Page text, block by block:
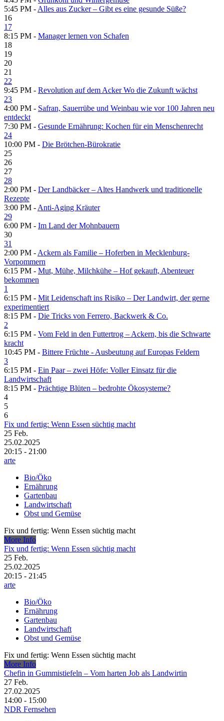
5:45 PM - Alles aus Zucker – Gibt es eine gesunde Süße?
16
17
8:15 PM - Manager lernen von Schafen
18
19
20
21
22
9:45 PM - Revolution auf dem Acker Wo die Zukunft wächst
23
4:00 PM - Safran, Sauerrübe und Weinbau wie vor 100 Jahren neu
entdeckt
7:30 PM - Gesunde Ernährung: Kochen für ein Menschenrecht
24
10:00 PM - Die Brötchen-Bürokratie
25
26
27
28
2:00 PM - Der Landbäcker – Altes Handwerk und traditionelle
Rezepte
3:00 PM - Anti-Aging Kräuter
29
6:00 PM - Im Land der Mohnbauern
30
31
2:00 PM - Ackern als Familie – Hoferben in Mecklenburg-
Vorpommern
6:15 PM - Mut, Mühe, Milchkühe – Hof gekauft, Abenteuer
bekommen
1
6:15 PM - Mit Leidenschaft ins Risiko – Der Landwirt, der gerne
experimentiert
8:15 PM - Die Tricks von Ferrero, Backwerk & Co.
2
6:15 PM - Vom Feld in den Futtertrog – Ackern, bis die Schwarte
kracht
10:45 PM - Bittere Früchte - Ausbeutung auf Europas Feldern
3
6:15 PM - Ein Paar – zwei Höfe: Voller Einsatz für die
Landwirtschaft
8:15 PM - Prächtige Blüten – bedrohte Ökosysteme?
4
5
6
Fix und fertig: Wenn Essen süchtig macht
25 Feb.
25.02.2025
20:15 - 21:00
arte
Bio/Öko
Ernährung
Gartenbau
Landwirtschaft
Obst und Gemüse
Fix und fertig: Wenn Essen süchtig macht
More Info
Fix und fertig: Wenn Essen süchtig macht
25 Feb.
25.02.2025
20:15 - 21:45
arte
Bio/Öko
Ernährung
Gartenbau
Landwirtschaft
Obst und Gemüse
Fix und fertig: Wenn Essen süchtig macht
More Info
Chefin in Gummistiefeln – Vom harten Job als Landwirtin
27 Feb.
27.02.2025
14:00 - 15:00
NDR Fernsehen